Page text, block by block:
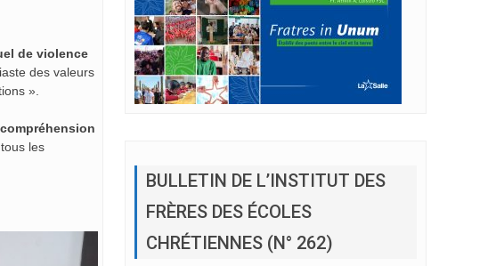
de violence
des valeurs
».
les
FRÈRES DES ÉCOLES
CHRÉTIENNES (N° 262)